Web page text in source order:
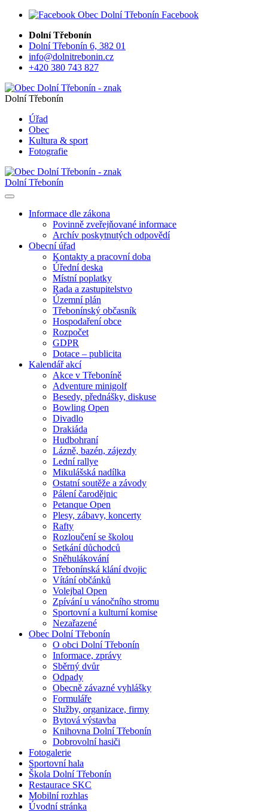
Facebook
Dolní Třebonín
Dolní Třebonín 6, 382 01
info@dolnitrebonin.cz
+420 380 743 827
Dolní Třebonín
Úřad
Obec
Kultura & sport
Fotografie
Dolní Třebonín
Informace dle zákona
Povinně zveřejňované informace
Archív poskytnutých odpovědí
Obecní úřad
Kontakty a pracovní doba
Úřední deska
Místní poplatky
Rada a zastupitelstvo
Územní plán
Třebonínský občasník
Hospodaření obce
Rozpočet
GDPR
Dotace – publicita
Kalendář akcí
Akce v Třeboníně
Adventure minigolf
Besedy, přednášky, diskuse
Bowling Open
Divadlo
Drakiáda
Hudbohraní
Lázně, bazén, zájezdy
Lední rallye
Mikulášská nadílka
Ostatní soutěže a závody
Pálení čarodějnic
Petanque Open
Plesy, zábavy, koncerty
Rafty
Rozloučení se školou
Setkání důchodců
Sněhulákování
Třebonínská klání dvojic
Vítání občánků
Volejbal Open
Zpívání u vánočního stromu
Sportovní a kulturní komise
Nezařazené
Obec Dolní Třebonín
O obci Dolní Třebonín
Informace, zprávy
Sběrný dvůr
Odpady
Obecně závazné vyhlášky
Formuláře
Služby, organizace, firmy
Bytová výstavba
Knihovna Dolní Třebonín
Dobrovolní hasiči
Fotogalerie
Sportovní hala
Škola Dolní Třebonín
Restaurace SKC
Mobilní rozhlas
Úvodní stránka